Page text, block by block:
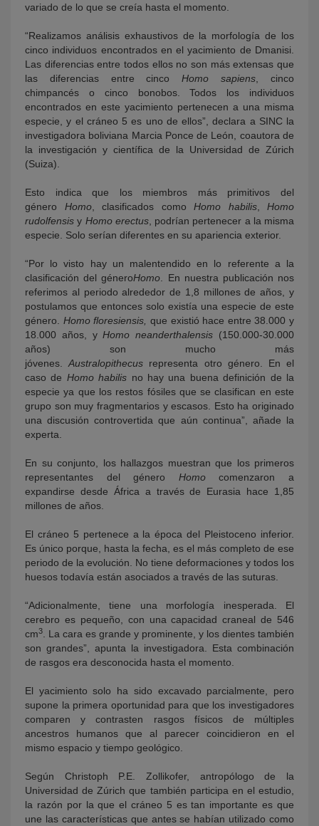
variado de lo que se creía hasta el momento.
“Realizamos análisis exhaustivos de la morfología de los
cinco individuos encontrados en el yacimiento de Dmanisi.
Las diferencias entre todos ellos no son más extensas que
las diferencias entre cincoHomo sapiens, cinco
chimpancés o cinco bonobos. Todos los individuos
encontrados en este yacimiento pertenecen a una misma
especie, y el cráneo 5 es uno de ellos”, declara a SINC la
investigadora boliviana Marcia Ponce de León, coautora de
la investigación y científica de la Universidad de Zúrich
(Suiza).
Esto indica que los miembros más primitivos del
género Homo, clasificados como Homo habilis, Homo
rudolfensis y Homo erectus, podrían pertenecer a la misma
especie. Solo serían diferentes en su apariencia exterior.
“Por lo visto hay un malentendido en lo referente a la
clasificación del géneroHomo. En nuestra publicación nos
referimos al periodo alrededor de 1,8 millones de años, y
postulamos que entonces solo existía una especie de este
género. Homo floresiensis, que existió hace entre 38.000 y
18.000 años, yHomo neanderthalensis (150.000-30.000
años) son mucho más
jóvenes. Australopithecus representa otro género. En el
caso de Homo habilis no hay una buena definición de la
especie ya que los restos fósiles que se clasifican en este
grupo son muy fragmentarios y escasos. Esto ha originado
una discusión controvertida que aún continua”, añade la
experta.
En su conjunto, los hallazgos muestran que los primeros
representantes del género Homocomenzaron a
expandirse desde África a través de Eurasia hace 1,85
millones de años.
El cráneo 5 pertenece a la época del Pleistoceno inferior.
Es único porque, hasta la fecha, es el más completo de ese
periodo de la evolución. No tiene deformaciones y todos los
huesos todavía están asociados a través de las suturas.
“Adicionalmente, tiene una morfología inesperada. El
cerebro es pequeño, con una capacidad craneal de 546
cm3. La cara es grande y prominente, y los dientes también
son grandes”, apunta la investigadora. Esta combinación
de rasgos era desconocida hasta el momento.
El yacimiento solo ha sido excavado parcialmente, pero
supone la primera oportunidad para que los investigadores
comparen y contrasten rasgos físicos de múltiples
ancestros humanos que al parecer coincidieron en el
mismo espacio y tiempo geológico.
Según Christoph P.E. Zollikofer, antropólogo de la
Universidad de Zúrich que también participa en el estudio,
la razón por la que el cráneo 5 es tan importante es que
une las características que antes se habían utilizado como